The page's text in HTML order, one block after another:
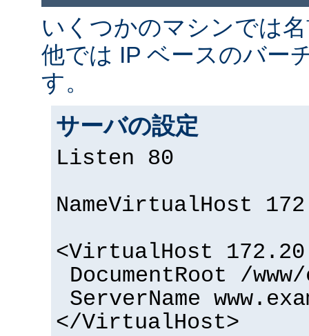
いくつかのマシンでは
他では IP ベースのバー
す。
サーバの設定
Listen 80
NameVirtualHost
<VirtualHost
DocumentRoot /
ServerName
</VirtualHost>